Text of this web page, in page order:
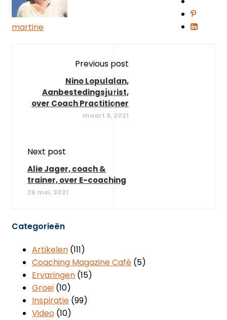
martine
Previous post
Nino Lopulalan,
Aanbestedingsjurist,
over Coach Practitioner
maart 8, 2021
Next post
Alie Jager, coach &
trainer, over E-coaching
26 mei, 2021
Categorieën
Artikelen (111)
Coaching Magazine Café (5)
Ervaringen (15)
Groei (10)
Inspiratie (99)
Video (10)